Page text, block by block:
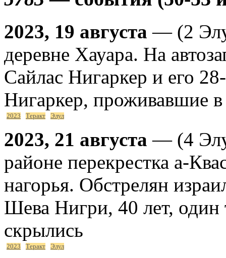
2023, 19 августа — (2
деревне Хауара. На
Сайлас Нигаркер и его
Нигаркер, проживавшие
2023 Теракт Элул
2023, 21 августа — (4
районе перекрестка а-
нагорья. Обстрелян
Шева Нигри, 40 лет,
скрылись
2023 Теракт Элул